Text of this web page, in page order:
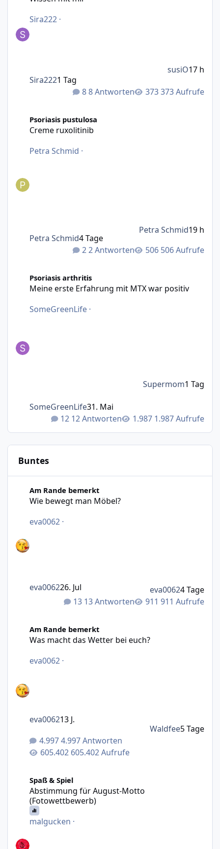
Sira222 ·
8 Antworten 373 Aufrufe
Sira2221 Tag
susiO17 h
Psoriasis pustulosa
Creme ruxolitinib
Petra Schmid ·
2 Antworten 506 Aufrufe
Petra Schmid4 Tage
Petra Schmid19 h
Psoriasis arthritis
Meine erste Erfahrung mit MTX war positiv
SomeGreenLife ·
12 Antworten 1.987 Aufrufe
SomeGreenLife31. Mai
Supermom1 Tag
Buntes
Am Rande bemerkt
Wie bewegt man Möbel?
eva0062 ·
13 Antworten 911 Aufrufe
eva006226. Jul eva00624 Tage
Am Rande bemerkt
Was macht das Wetter bei euch?
eva0062 ·
4.997 Antworten
605.402 Aufrufe
eva006213 J.
Waldfee5 Tage
Spaß & Spiel
Abstimmung für August-Motto
(Fotowettbewerb)
malgucken ·